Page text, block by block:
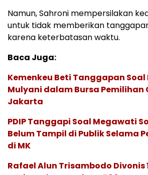
Namun, Sahroni mempersilakan
untuk tidak memberikan
karena keterbatasan waktu.
Baca Juga:
Kemenkeu Beti Tanggapan Soal
Mulyani dalam Bursa Pemilihan
Jakarta
PDIP Tanggapi Soal Megawati
Belum Tampil di Publik Selama
di MK
Rafael Alun Trisambodo Divonis